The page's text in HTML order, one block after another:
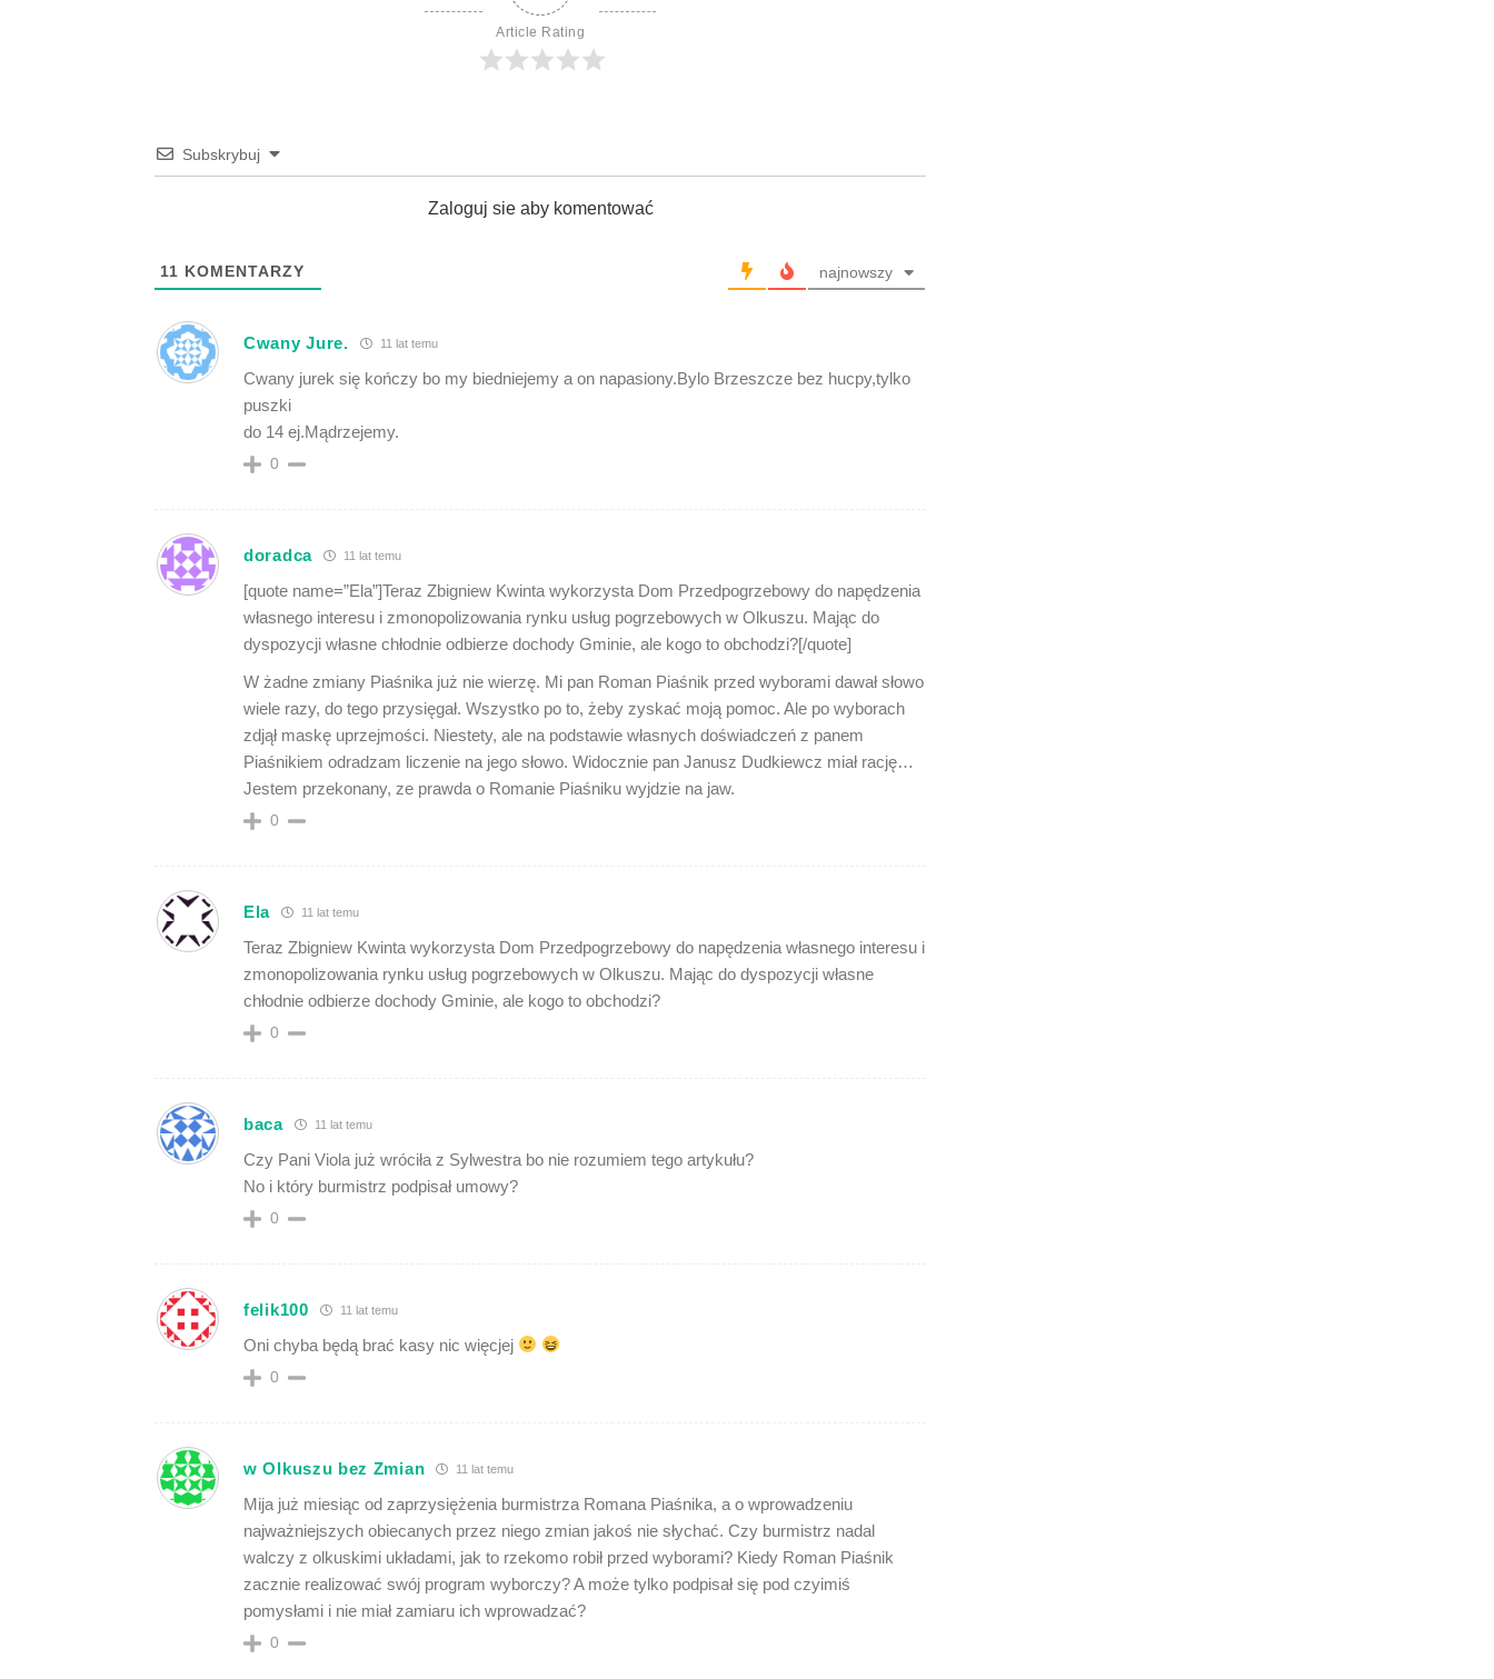
Article Rating
Subskrybuj
Zaloguj sie aby komentować
11 KOMENTARZY najnowszy
Cwany Jure. 11 lat temu
Cwany jurek się kończy bo my biedniejemy a on napasiony.Bylo Brzeszcze bez hucpy,tylko
puszki
do 14 ej.Mądrzejemy.
0
doradca 11 lat temu
[quote name=”Ela”]Teraz Zbigniew Kwinta wykorzysta Dom Przedpogrzebowy do napędzenia
własnego interesu i zmonopolizowania rynku usług pogrzebowych w Olkuszu. Mając do
dyspozycji własne chłodnie odbierze dochody Gminie, ale kogo to obchodzi?[/quote]
W żadne zmiany Piaśnika już nie wierzę. Mi pan Roman Piaśnik przed wyborami dawał słowo
wiele razy, do tego przysięgał. Wszystko po to, żeby zyskać moją pomoc. Ale po wyborach
zdjął maskę uprzejmości. Niestety, ale na podstawie własnych doświadczeń z panem
Piaśnikiem odradzam liczenie na jego słowo. Widocznie pan Janusz Dudkiewcz miał rację…
Jestem przekonany, ze prawda o Romanie Piaśniku wyjdzie na jaw.
0
Ela 11 lat temu
Teraz Zbigniew Kwinta wykorzysta Dom Przedpogrzebowy do napędzenia własnego interesu i
zmonopolizowania rynku usług pogrzebowych w Olkuszu. Mając do dyspozycji własne
chłodnie odbierze dochody Gminie, ale kogo to obchodzi?
0
baca 11 lat temu
Czy Pani Viola już wróciła z Sylwestra bo nie rozumiem tego artykułu?
No i który burmistrz podpisał umowy?
0
felik100 11 lat temu
Oni chyba będą brać kasy nic więcjej
0
w Olkuszu bez Zmian 11 lat temu
Mija już miesiąc od zaprzysiężenia burmistrza Romana Piaśnika, a o wprowadzeniu
najważniejszych obiecanych przez niego zmian jakoś nie słychać. Czy burmistrz nadal
walczy z olkuskimi układami, jak to rzekomo robił przed wyborami? Kiedy Roman Piaśnik
zacznie realizować swój program wyborczy? A może tylko podpisał się pod czyimiś
pomysłami i nie miał zamiaru ich wprowadzać?
0